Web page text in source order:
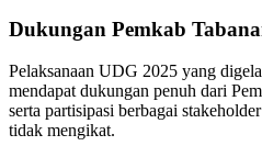
Dukungan Pemkab
Pelaksanaan UDG 2025 yang
mendapat dukungan penuh dari
serta partisipasi berbagai
tidak mengikat.